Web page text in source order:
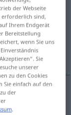
der Webseite
erforderlich sind,
Ihrem Endgerät
Bereitstellung
wenn Sie uns
Sie
unserer
zu den Cookies
Sie einfach auf den
der
.